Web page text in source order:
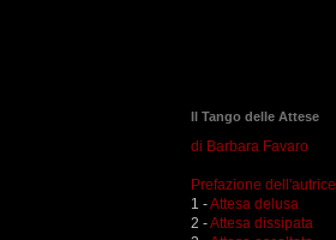
Il Tango delle Attese
di Barbara Favaro
Prefazione dell'autrice
1 -Attesa delusa
2 -Attesa dissipata